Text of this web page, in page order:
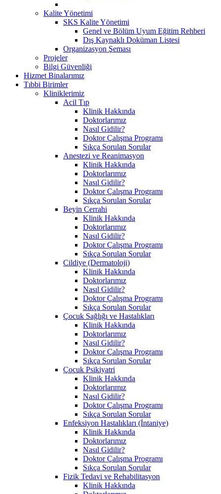
Kalite Yönetimi
SKS Kalite Yönetimi
Genel ve Bölüm Uyum Eğitim Rehberi
Dış Kaynaklı Doküman Listesi
Organizasyon Şeması
Projeler
Bilgi Güvenliği
Hizmet Binalarımız
Tıbbi Birimler
Kliniklerimiz
Acil Tıp
Klinik Hakkında
Doktorlarımız
Nasıl Gidilir?
Doktor Çalışma Programı
Sıkça Sorulan Sorular
Anestezi ve Reanimasyon
Klinik Hakkında
Doktorlarımız
Nasıl Gidilir?
Doktor Çalışma Programı
Sıkça Sorulan Sorular
Beyin Cerrahi
Klinik Hakkında
Doktorlarımız
Nasıl Gidilir?
Doktor Çalışma Programı
Sıkça Sorulan Sorular
Cildiye (Dermatoloji)
Klinik Hakkında
Doktorlarımız
Nasıl Gidilir?
Doktor Çalışma Programı
Sıkça Sorulan Sorular
Çocuk Sağlığı ve Hastalıkları
Klinik Hakkında
Doktorlarımız
Nasıl Gidilir?
Doktor Çalışma Programı
Sıkça Sorulan Sorular
Çocuk Psikiyatri
Klinik Hakkında
Doktorlarımız
Nasıl Gidilir?
Doktor Çalışma Programı
Sıkça Sorulan Sorular
Enfeksiyon Hastalıkları (İntaniye)
Klinik Hakkında
Doktorlarımız
Nasıl Gidilir?
Doktor Çalışma Programı
Sıkça Sorulan Sorular
Fizik Tedavi ve Rehabilitasyon
Klinik Hakkında